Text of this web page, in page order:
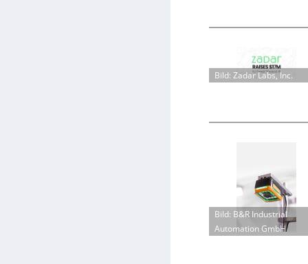
Bild: Zadar Labs, Inc.
Bild: B&R Industrial
Automation GmbH